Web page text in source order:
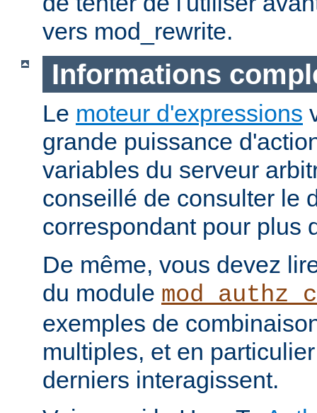
vers mod_rewrite.
Informations
Le moteur d'expressions
grande puissance
variables du serveur
conseillé de consulter le
correspondant pour plus
De même, vous devez
du module
exemples de
multiples, et en
derniers interagissent.